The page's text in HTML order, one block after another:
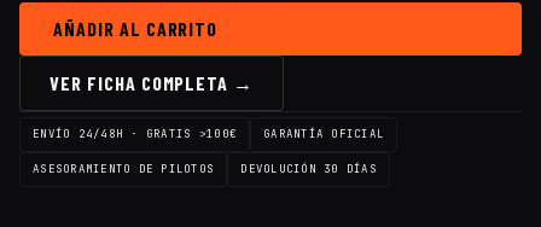
AÑADIR AL CARRITO
VER FICHA COMPLETA →
ENVÍO 24/48H · GRATIS >100€ GARANTÍA OFICIAL
ASESORAMIENTO DE PILOTOS DEVOLUCIÓN 30 DÍAS